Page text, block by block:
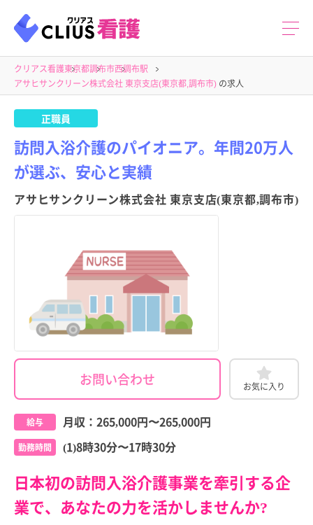
クリアス看護東京都調布市西調布駅
アサヒサンクリーン株式会社 東京支店(東京都,調布市) の求人
正職員
訪問入浴介護のパイオニア。年間20万人
が選ぶ、安心と実績
アサヒサンクリーン株式会社 東京支店(東京都,調布市)
お問い合わせ お気に入り
給与 月収： 265,000円〜265,000円
勤務時間 (1)8時30分〜17時30分
日本初の訪問入浴介護事業を牽引する企
業で、あなたの力を活かしませんか?